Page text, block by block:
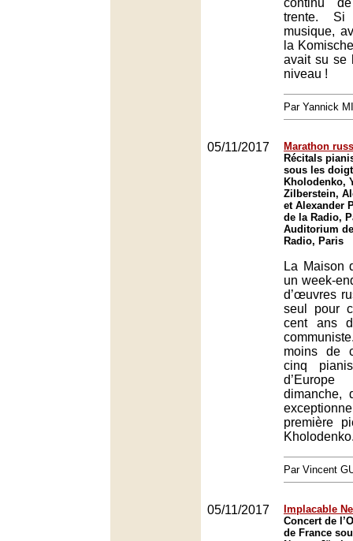
continu
trente. Si
musique,
la
avait su se
niveau !
Par Yannick
05/11/2017
Marathon
Récitals
sous les
Kholodenko,
Zilberstein,
et Alexander
de la Radio,
Auditorium
Radio, Paris
La Maison
un week-
d’œuvres
seul pour
cent ans
moins de
cinq
dimanche,
première
Par Vincent
05/11/2017
Implacable
Concert de
de France